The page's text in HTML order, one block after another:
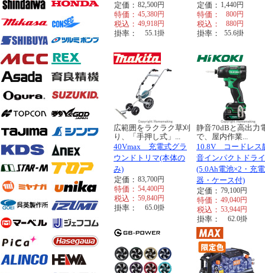
定価： 82,500円
特価： 45,380円
税込： 49,918円
掛率： 55.1掛
定価： 1,440円
特価： 800円
税込： 880円
掛率： 55.6掛
広範囲をラクラク草刈
り、「手押し式」...
40Vmax 充電式グラ
ウンドトリマ(本体の
み)
定価： 83,700円
特価： 54,400円
税込： 59,840円
掛率： 65.0掛
静音70dBと高出力
で、屋内作業...
10.8V コードレス
音インパクトドラ
(5.0Ah電池×2・充電
器・ケース付)
定価： 79,100円
特価： 49,040円
税込： 53,944円
掛率： 62.0掛